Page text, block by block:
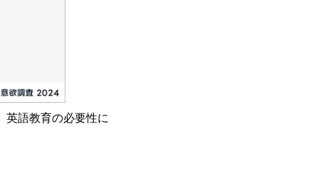
英語教育の必要性に